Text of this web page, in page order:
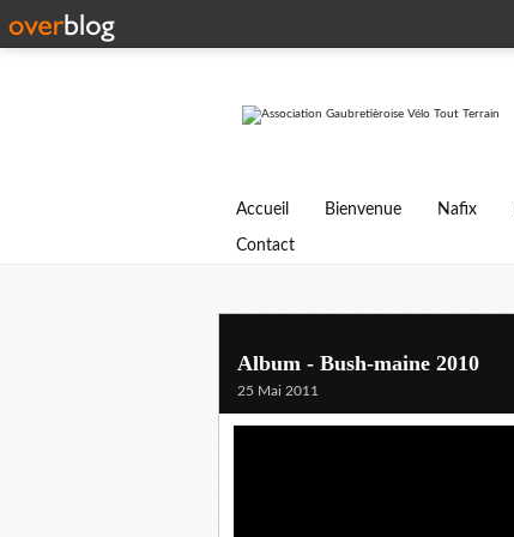
Accueil Bienvenue Nafix
Contact
Album - Bush-maine 2010
25 Mai 2011